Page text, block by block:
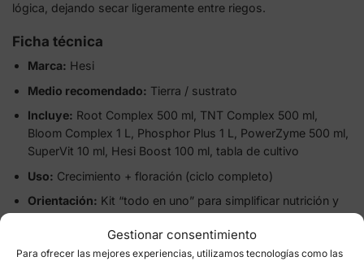
Gestionar consentimiento
Para ofrecer las mejores experiencias, utilizamos tecnologías como las
lógica, dejando secar ligeramente entre riegos.
Ficha técnica
Marca: Hesi
Medio recomendado: Tierra / sustrato
Incluye: Root Complex 500 ml, TNT Complex 500 ml,
Bloom Complex 1 L, Phosphor Plus 1 L, PowerZyme 500 ml,
SuperVit 10 ml, Hesi Boost 100 ml, tabla de cultivo
Uso: Crecimiento + floración (ciclo completo)
Orientación: Kit “todo en uno” para simplificar nutrición y